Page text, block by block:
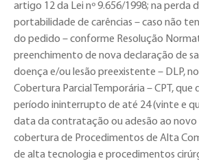
artigo 12 da Lei nº 9.656/1998; na perda
portabilidade de carências – caso não
do pedido – conforme Resolução
preenchimento de nova declaração de
doença e/ou lesão preexistente – DLP,
Cobertura Parcial Temporária – CPT,
período ininterrupto de até 24 (vinte e
data da contratação ou adesão ao novo
cobertura de Procedimentos de Alta
de alta tecnologia e procedimentos